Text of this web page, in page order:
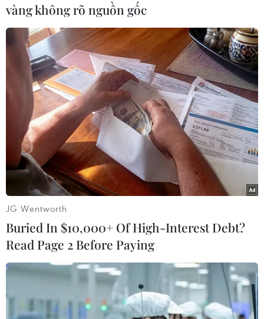
biến đổi khí hậu, dự kiến diễn ra vào tháng 11
tới tại Glasgow, Scotland (Anh).
Tổng thư ký Liên hợp quốc Antonio Guterres coi
hội nghị khí hậu tuần này là thời khắc quyết
định để "thúc đẩy hay bỏ lỡ" các nỗ lực toàn cầu
ứng phó với biến đổi khí hậu./.
(TTXVN/ Vietnam+)
vàng không rõ nguồn gốc
JG Wentworth
Buried In $10,000+ Of High-Interest Debt?
Read Page 2 Before Paying